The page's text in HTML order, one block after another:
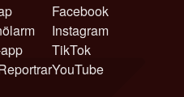
Facebook
Instagram
TikTok
YouTube